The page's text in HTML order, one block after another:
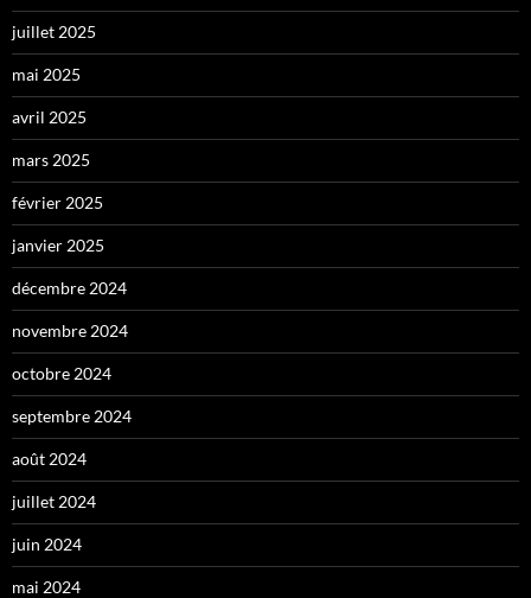
juillet 2025
mai 2025
avril 2025
mars 2025
février 2025
janvier 2025
décembre 2024
novembre 2024
octobre 2024
septembre 2024
août 2024
juillet 2024
juin 2024
mai 2024